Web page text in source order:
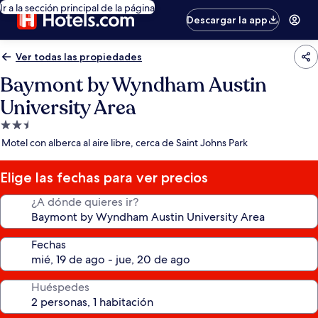
Ir a la sección principal de la página
Descargar la app
Ver todas las propiedades
Baymont by Wyndham Austin
University Area
Propiedad
de
estrellas
Motel con alberca al aire libre, cerca de Saint Johns Park
Elige las fechas para ver precios
¿A dónde quieres ir?
Fechas
Huéspedes